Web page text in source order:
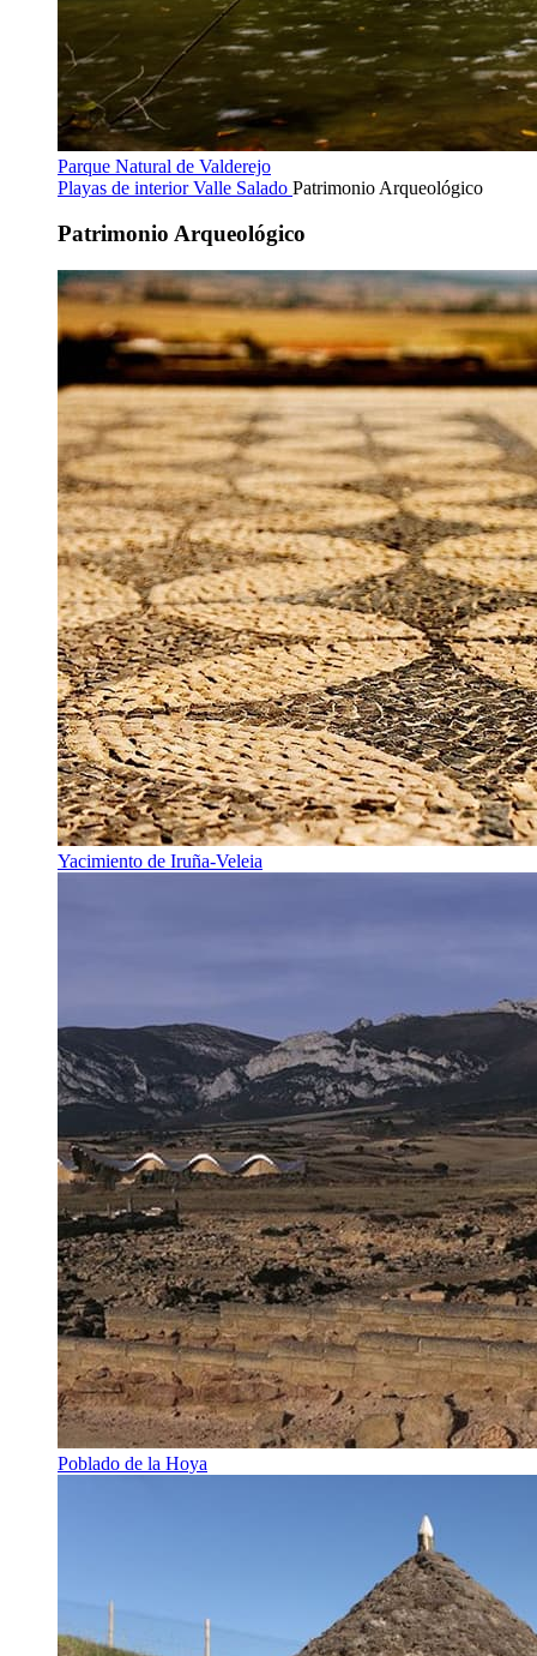
Parque Natural de Valderejo
Playas de interiorValle Salado Patrimonio Arqueológico
Patrimonio Arqueológico
Yacimiento de Iruña-Veleia
Poblado de la Hoya